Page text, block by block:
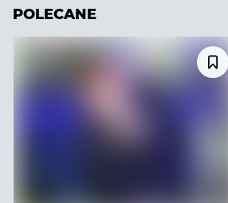
POLECANE